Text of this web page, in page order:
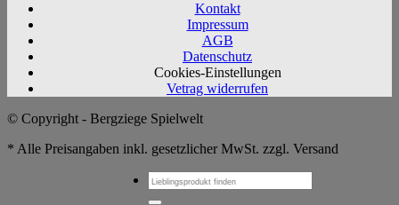
Kontakt
Impressum
AGB
Datenschutz
Cookies-Einstellungen
Vetrag widerrufen
© Copyright - Bergziege Spielwelt
* Alle Preisangaben inkl. gesetzlicher MwSt. zzgl. Versand
Suchen
nach: